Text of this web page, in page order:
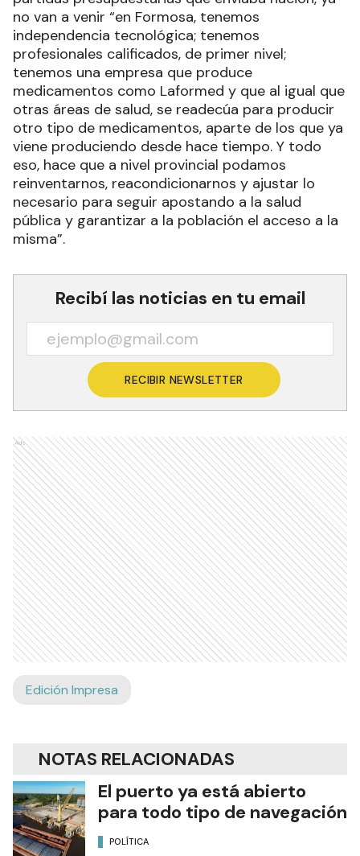
no van a venir “en Formosa, tenemos
independencia tecnológica; tenemos
profesionales calificados, de primer nivel;
tenemos una empresa que produce
medicamentos como Laformed y que al igual que
otras áreas de salud, se readecúa para producir
otro tipo de medicamentos, aparte de los que ya
viene produciendo desde hace tiempo. Y todo
eso, hace que a nivel provincial podamos
reinventarnos, reacondicionarnos y ajustar lo
necesario para seguir apostando a la salud
pública y garantizar a la población el acceso a la
misma”.
Recibí las noticias en tu email
RECIBIR NEWSLETTER
Ads
Edición Impresa
NOTAS RELACIONADAS
El puerto ya está abierto
para todo tipo de navegación
POLÍTICA